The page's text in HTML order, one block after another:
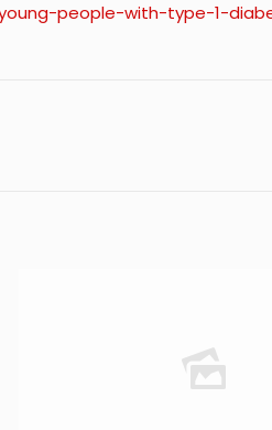
people-with-type-1-